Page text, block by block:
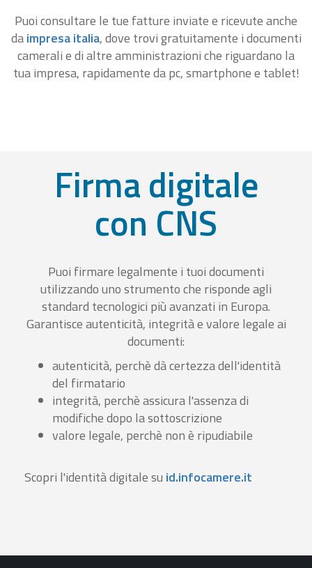
Puoi consultare le tue fatture inviate e ricevute anche
daimpresa italia, dove trovi gratuitamente i documenti
camerali e di altre amministrazioni che riguardano la
tua impresa, rapidamente da pc, smartphone e tablet!
Firma digitale
con CNS
Puoi firmare legalmente i tuoi documenti
utilizzando uno strumento che risponde agli
standard tecnologici più avanzati in Europa.
Garantisce autenticità, integrità e valore legale ai
documenti:
autenticità, perchè dà certezza dell'identità
del firmatario
integrità, perchè assicura l'assenza di
modifiche dopo la sottoscrizione
valore legale, perchè non è ripudiabile
Scopri l'identità digitale su id.infocamere.it